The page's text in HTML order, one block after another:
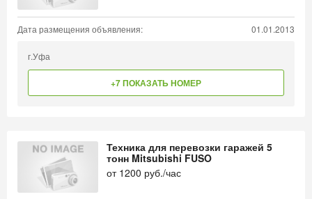
Дата размещения объявления: 01.01.2013
г.Уфа
+7 ПОКАЗАТЬ НОМЕР
Техника для перевозки гаражей 5
тонн Mitsubishi FUSO
от 1200 руб./час